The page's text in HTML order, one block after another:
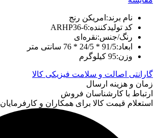
نام برند:امریکن رنج
کد تولیدکننده:ARHP36-6
رنگ/جنس:نقره‌ای
ابعاد:91/5 * 24/5 * 76 سانتی متر
وزن:95 کیلوگرم
گارانتی اصالت و سلامت فیزیکی کالا
زمان و هزینه ارسال
ارتباط با کارشناسان فروش
استعلام قیمت کالا برای همکاران و کارفرمایان